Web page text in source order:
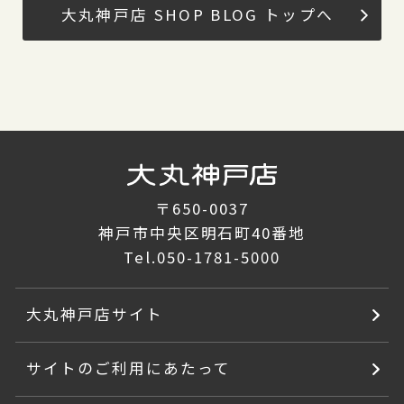
大丸神戸店 SHOP BLOG トップへ
〒650-0037
神戸市中央区明石町40番地
Tel.050-1781-5000
大丸神戸店サイト
サイトのご利用にあたって